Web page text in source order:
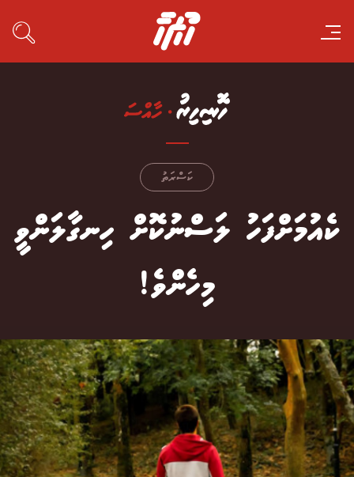
ކަސްރަތު
ކެއުމަށްފަހު ލަސްނުކޮށް ހިނގާލަންވީ
މިހެންވެ!